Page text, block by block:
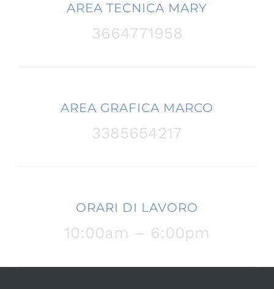
AREA TECNICA MARY
3664771958
AREA GRAFICA MARCO
3385654217
ORARI DI LAVORO
10:00am – 6:00pm